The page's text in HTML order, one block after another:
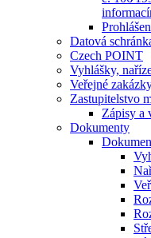
Datová
Czech POINT
Vyhlášky,
Veřejné
Zastupitelstvo
Zápisy a
Dokumenty